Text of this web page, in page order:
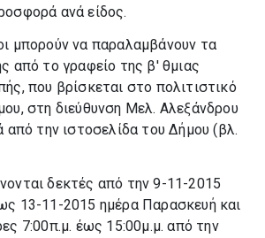
ανά είδος.
μπορούν να παραλαμβάνουν τα
από το γραφείο της β' θμιας
που βρίσκεται στο πολιτιστικό
στη διεύθυνση Μελ. Αλεξάνδρου
από την ιστοσελίδα του Δήμου (βλ.
δεκτές από την 9-11-2015
13-11-2015 ημέρα Παρασκευή και
7:00π.μ. έως 15:00μ.μ. από την